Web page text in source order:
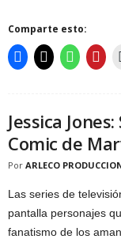
Comparte esto:
Jessica
Comic de
Por ARLECO
Las series de
pantalla personajes
fanatismo de los